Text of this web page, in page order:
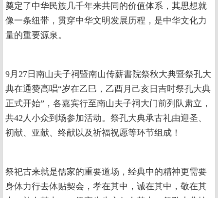
奠定了中华民族几千年来共同的价值体系，其思想就
像一条纽带，贯穿中华文明发展历程，是中华文化力
量的重要源泉。
9月27日南山夫子祠暨南山传薪書院祭秋大典暨祭孔大
典在通赞高唱“岁在乙巳，乙酉月己亥日吉时祭孔大典
正式开始”，各嘉宾行至南山夫子祠大门前列队肃立，
共42人小众到场参加活动。祭孔大典承古礼由迎圣、
初献、亚献、终献以及祈福祝愿等环节组成！
祭祀古来就是儒家的重要道场，经典中的精神更需要
身体力行去体贴契会，孝在其中，诚在其中，敬在其